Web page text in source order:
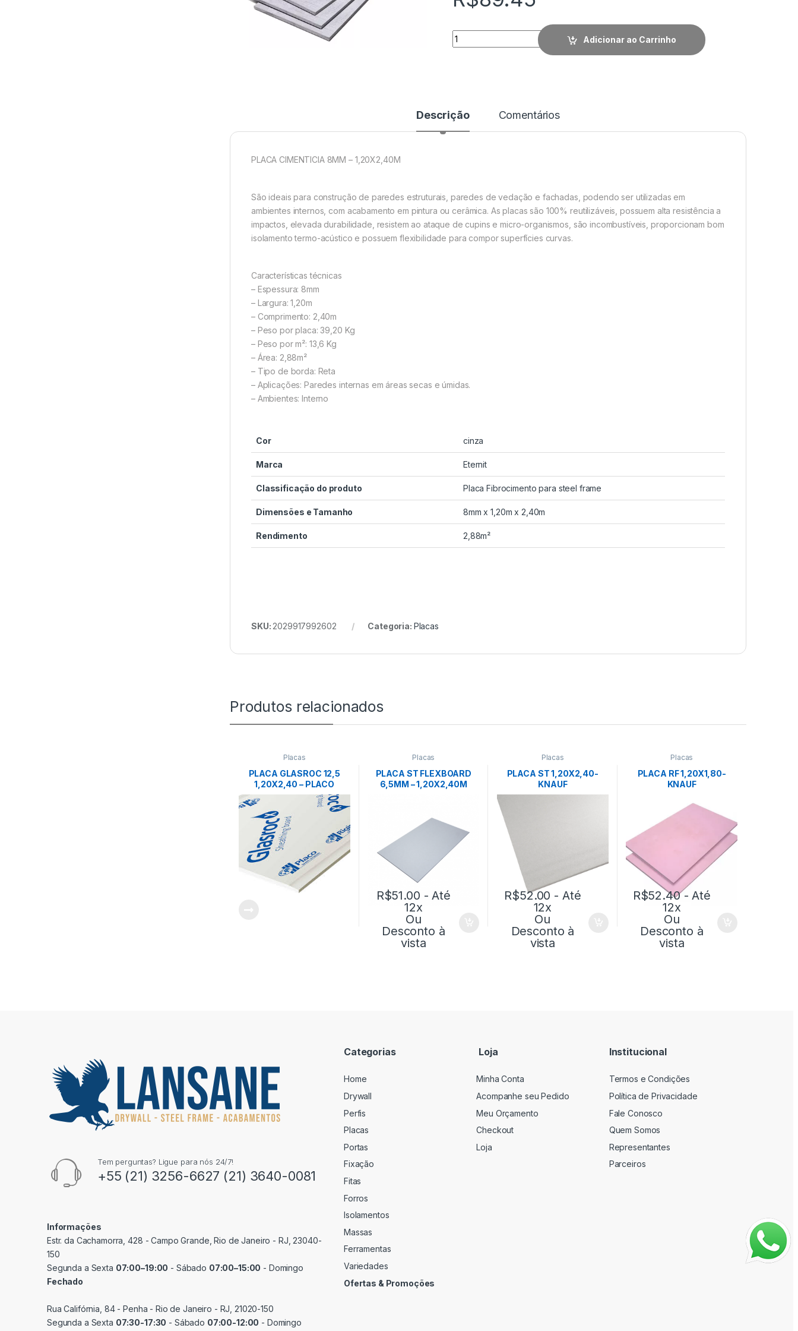
Quantidade
Adicionar ao Carrinho
Descrição Comentários
PLACA CIMENTICIA 8MM – 1,20X2,40M
São ideais para construção de paredes estruturais, paredes de vedação e fachadas, podendo ser utilizadas em
ambientes internos, com acabamento em pintura ou cerâmica. As placas são 100% reutilizáveis, possuem alta resistência a
impactos, elevada durabilidade, resistem ao ataque de cupins e micro-organismos, são incombustíveis, proporcionam bom
isolamento termo-acústico e possuem flexibilidade para compor superfícies curvas.
Características técnicas
– Espessura: 8mm
– Largura: 1,20m
– Comprimento: 2,40m
– Peso por placa: 39,20 Kg
– Peso por m²: 13,6 Kg
– Área: 2,88m²
– Tipo de borda: Reta
– Aplicações: Paredes internas em áreas secas e úmidas.
– Ambientes: Interno
Cor cinza
Marca Eternit
Classificação do produto Placa Fibrocimento para steel frame
Dimensões e Tamanho 8mm x 1,20m x 2,40m
Rendimento 2,88m²
SKU: 2029917992602 Categoria: Placas
Produtos relacionados
Placas
PLACA GLASROC 12,5
1,20X2,40 – PLACO
Placas
PLACA ST FLEXBOARD
6,5MM – 1,20X2,40M
R$51.00 - Até
12x
Ou
Desconto à
vista
Placas
PLACA ST 1,20X2,40-
KNAUF
R$52.00 - Até
12x
Ou
Desconto à
vista
Placas
PLACA RF 1,20X1,80-
KNAUF
R$52.40- Até
12x
Ou
Desconto à
vista
Tem perguntas? Ligue para nós 24/7!
+55 (21) 3256-6627 (21) 3640-0081
Informações
Estr. da Cachamorra, 428 - Campo Grande, Rio de Janeiro - RJ, 23040-
150
Segunda a Sexta 07:00–19:00 - Sábado 07:00–15:00 - Domingo
Fechado
Rua Califórnia, 84 - Penha - Rio de Janeiro - RJ, 21020-150
Segunda a Sexta 07:30-17:30 - Sábado 07:00-12:00 - Domingo
Categorias
Home
Drywall
Perfis
Placas
Portas
Fixação
Fitas
Forros
Isolamentos
Massas
Ferramentas
Variedades
Ofertas & Promoções
Loja
Minha Conta
Acompanhe seu Pedido
Meu Orçamento
Checkout
Loja
Institucional
Termos e Condições
Política de Privacidade
Fale Conosco
Quem Somos
Representantes
Parceiros